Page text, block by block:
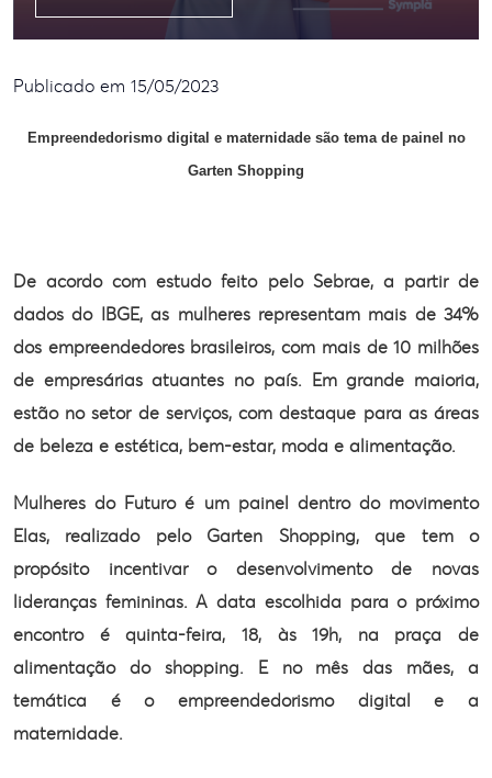
Publicado em 15/05/2023
Empreendedorismo digital ematernidade são tema de painel no
Garten Shopping
De acordo com estudo feito pelo Sebrae, a partir de
dados do IBGE, as mulheres representam mais de 34%
dos empreendedoresbrasileiros, com mais de 10 milhões
de empresárias atuantes no país. Em grande maioria,
estão no setor de serviços, com destaque para as áreas
de beleza e estética, bem-estar, moda e alimentação.
Mulheres do Futuro é um painel dentro domovimento
Elas, realizado pelo Garten Shopping, que tem o
propósito incentivaro desenvolvimento de novas
lideranças femininas. A data escolhida para o próximo
encontro é quinta-feira, 18, às 19h, na praça de
alimentação do shopping. E nomês das mães, a
temática é o empreendedorismo digital e a
maternidade.